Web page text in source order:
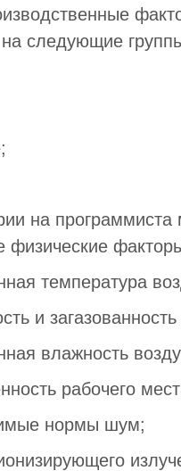
на следующие
на программиста
физические
температура
и
влажность
рабочего
нормы шум;